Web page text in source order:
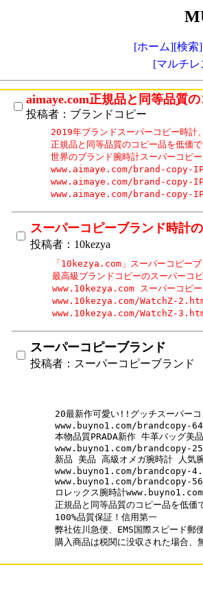
[ホーム][検索]
[マルチ
aimaye.com正規品と同等品質
投稿者：ブランドコピー
2019年ブランドスーパーコピー時計
正規品と同等品質のコピー品を低価
世界のブランド腕時計スーパーコピ
www.aimaye.com/brand-copy-
www.aimaye.com/brand-copy-
www.aimaye.com/brand-copy-
スーパーコピーブランド時計
投稿者：10kezya
「10kezya.com」スーパーコピー
最高級ブランドコピーのスーパー
www.10kezya.com スーパーコピー
www.10kezya.com/WatchZ-
www.10kezya.com/WatchZ-
スーパーコピーブランド
投稿者：スーパーコピーブランド
20最新作可愛い!!グッチスーパー
www.buyno1.com/brandcopy-
本物品質PRADA新作 牛革バッグ美
www.buyno1.com/brandcopy-
新品 美品 高級オメガ腕時計 人気
www.buyno1.com/brandcopy-
www.buyno1.com/brandcopy-
ロレックス腕時計
正規品と同等品質のコピー品を低
100%品質保証！信用第一
弊社佐川急便、EMS国際スピード
購入商品は税関に没収された場合、